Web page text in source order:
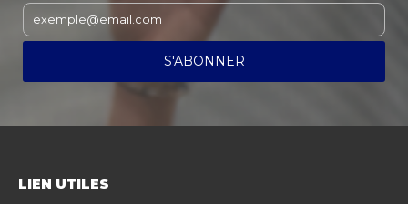
LIEN UTILES